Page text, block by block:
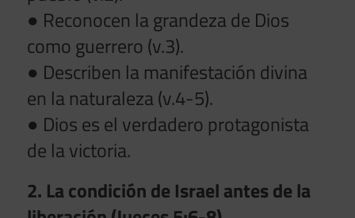
● Reconocen la grandeza de Dios
como guerrero (v.3).
● Describen la manifestación divina
en la naturaleza (v.4-5).
● Dios es el verdadero protagonista
de la victoria.
2. La condición de Israel antes de la